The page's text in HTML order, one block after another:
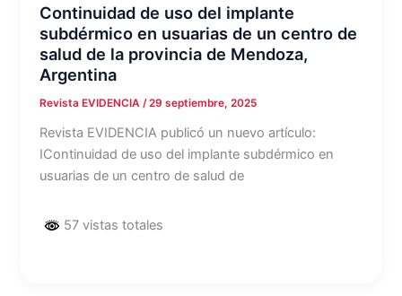
Continuidad de uso del implante
subdérmico en usuarias de un centro de
salud de la provincia de Mendoza,
Argentina
Revista EVIDENCIA/29 septiembre, 2025
Revista EVIDENCIA publicó un nuevo artículo:
IContinuidad de uso del implante subdérmico en
usuarias de un centro de salud de
57 vistas totales